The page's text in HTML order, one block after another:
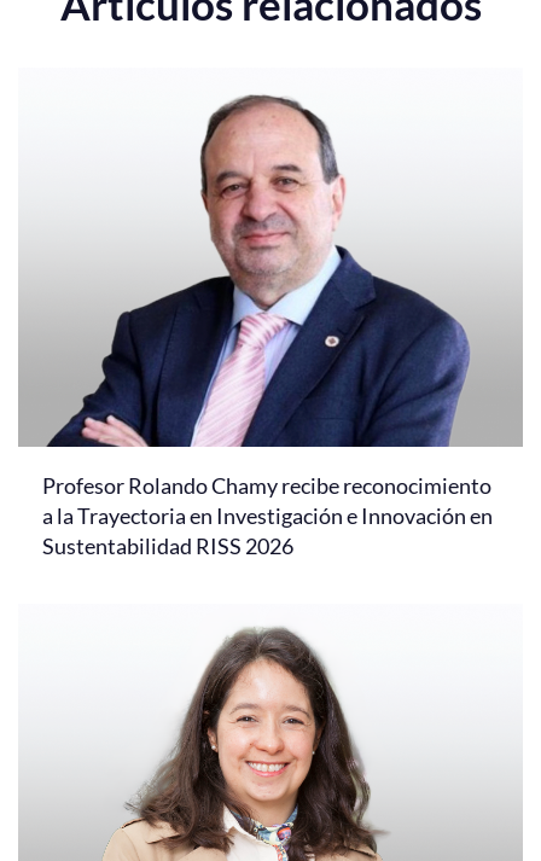
Profesor Rolando Chamy recibe reconocimiento
a la Trayectoria en Investigación e Innovación en
Sustentabilidad RISS 2026